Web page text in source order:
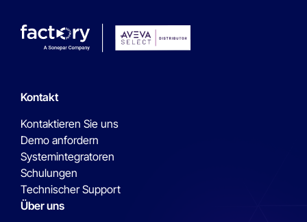
Kontakt
Kontaktieren Sie uns
Demo anfordern
Systemintegratoren
Schulungen
Technischer Support
Über uns